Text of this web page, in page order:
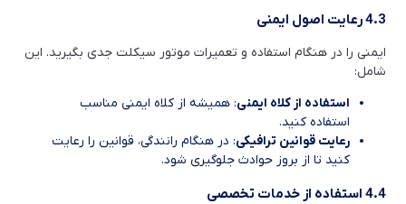
4.3 رعایت اصول ایمنی
ایمنی را در هنگام استفاده و تعمیرات موتور سیکلت جدی بگیرید. این
شامل:
استفاده از کلاه ایمنی: همیشه از کلاه ایمنی مناسب
استفاده کنید.
رعایت قوانین ترافیکی: در هنگام رانندگی، قوانین را رعایت
کنید تا از بروز حوادث جلوگیری شود.
4.4 استفاده از خدمات تخصصی